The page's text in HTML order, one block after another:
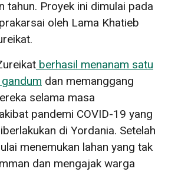
tahun. Proyek ini dimulai pada
oleh Lama Khatieb
berhasil menanam satu
dan memanggang
selama masa
pandemi COVID-19 yang
di Yordania. Setelah
menemukan lahan yang tak
dan mengajak warga